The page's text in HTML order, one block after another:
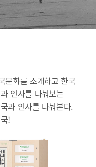
문화를 소개하고 한국
인사를 나눠보는
과 인사를 나눠본다.
!